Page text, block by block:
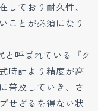
しており耐久性、
ことが必須になり
と呼ばれている『ク
時計より精度が高
普及していき、さ
せざるを得ない状